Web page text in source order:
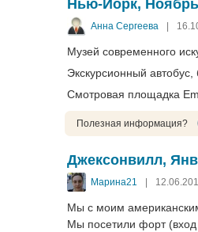
Нью-Йорк,
Анна Сергеева
Музей современного
Экскурсионный
Смотровая площадка
Полезная информация?
Джексонвилл,
Марина21
Мы с моим американским
Мы посетили форт